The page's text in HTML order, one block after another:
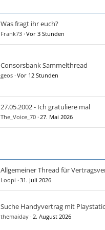
Was fragt ihr euch?
Frank73 Vor 3 Stunden
Consorsbank Sammelthread
geos Vor 12 Stunden
27.05.2002 - Ich gratuliere mal
The_Voice_70 27. Mai 2026
Loopi 31. Juli 2026
Suche Handyvertrag mit
themaiday 2. August 2026